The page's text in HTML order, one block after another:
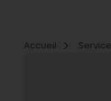
Accueil